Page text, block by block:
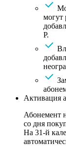
могут
Р.
Активация
Абонемент
со дня
На 31-й